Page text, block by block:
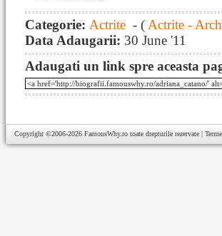
Categorie: Actrite - ( Actrite -
Data Adaugarii: 30 June '11
Adaugati un link spre aceasta
Copyright ©2006-2026 FamousWhy.ro toate drepturile rezervate |